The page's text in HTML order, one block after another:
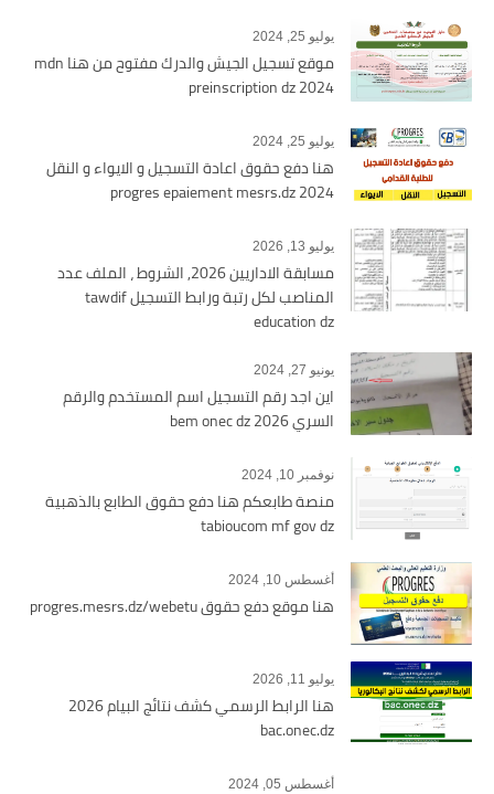
يوليو 25, 2024
موقع تسجيل الجيش والدرك مفتوح من هنا mdn
preinscription dz 2024
يوليو 25, 2024
هنا دفع حقوق اعادة التسجيل و الايواء و النقل
2024 progres epaiement mesrs.dz
يوليو 13, 2026
مسابقة الاداريين 2026, الشروط ، الملف عدد
المناصب لكل رتبة ورابط التسجيل tawdif
education dz
يونيو 27, 2024
اين اجد رقم التسجيل اسم المستخدم والرقم
السري bem onec dz 2026
نوفمبر 10, 2024
منصة طابعكم هنا دفع حقوق الطابع بالذهبية
tabioucom mf gov dz
أغسطس 10, 2024
هنا موقع دفع حقوق progres.mesrs.dz/webetu
يوليو 11, 2026
هنا الرابط الرسمي كشف نتائج البيام 2026
bac.onec.dz
أغسطس 05, 2024